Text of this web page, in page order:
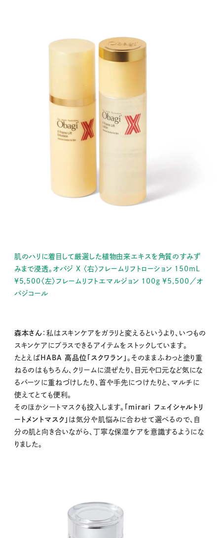
肌のハリに着目して厳選した植物由来エキスを角質のすみず
みまで浸透。オバジ X 〈右〉フレームリフトローション 150mL
¥5,500〈左〉フレームリフトエマルジョン 100g ¥5,500／オ
バジコール
森本さん ：私はスキンケアをガラリと変えるというより、いつもの
スキンケアにプラスできるアイテムをストックしています。
たとえば HABA 高品位「スクワラン」 。そのままふわっと塗り重
ねるのはもちろん、クリームに混ぜたり、目元や口元など気にな
るパーツに重ねづけしたり、首や手先につけたりと、マルチに
使えてとても便利。
そのほかシートマスクも投入します。
「mirari フェイシャルトリ
ートメントマスク」 は気分や肌悩みに合わせて選べるので、自
分の肌と向き合いながら、丁寧な保湿ケアを意識するようにな
りました。